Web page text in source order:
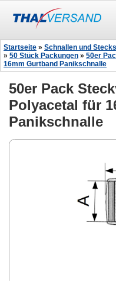
Startseite » Schnallen und
» 50 Stück Packungen » 50er
16mm Gurtband Panikschnalle
50er Pack
Polyacetal für
Panikschnalle